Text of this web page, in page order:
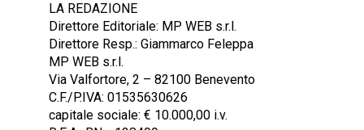
LA REDAZIONE
Direttore Editoriale: MP WEB s.r.l.
Direttore Resp.: Giammarco Feleppa
MP WEB s.r.l.
Via Valfortore, 2 – 82100 Benevento
C.F./P.IVA: 01535630626
capitale sociale: € 10.000,00 i.v.